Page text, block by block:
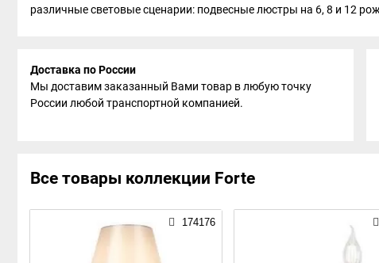
различные световые сценарии: подвесные люстры на 6, 8 и 12
Доставка по России
Мы доставим заказанный Вами товар в любую точку
России любой транспортной компанией.
Все товары коллекции Forte
174176